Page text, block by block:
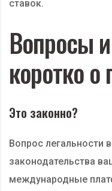
ставок.
Вопросы
коротко о
Это законно?
Вопрос легальности
законодательства
международные